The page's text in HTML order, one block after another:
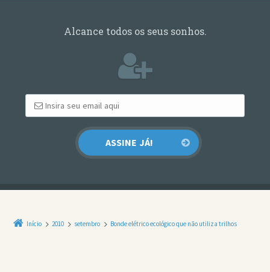
Alcance todos os seus sonhos.
Início 2010 setembro Bonde elétrico ecológico que não utiliza trilhos